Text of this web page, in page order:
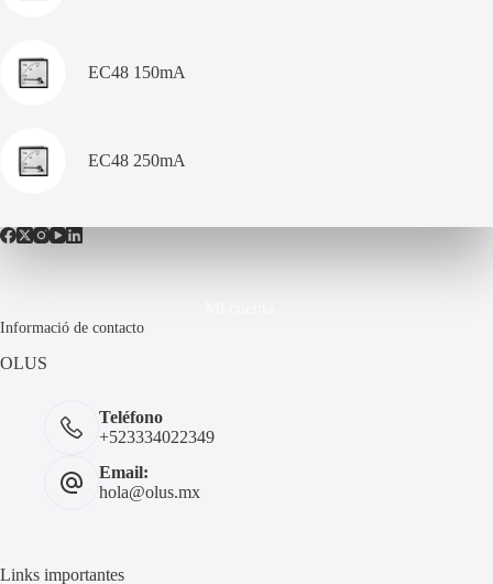
EC48 150mA
EC48 250mA
Informació de contacto
OLUS
Teléfono
+523334022349
Email:
hola@olus.mx
Links importantes